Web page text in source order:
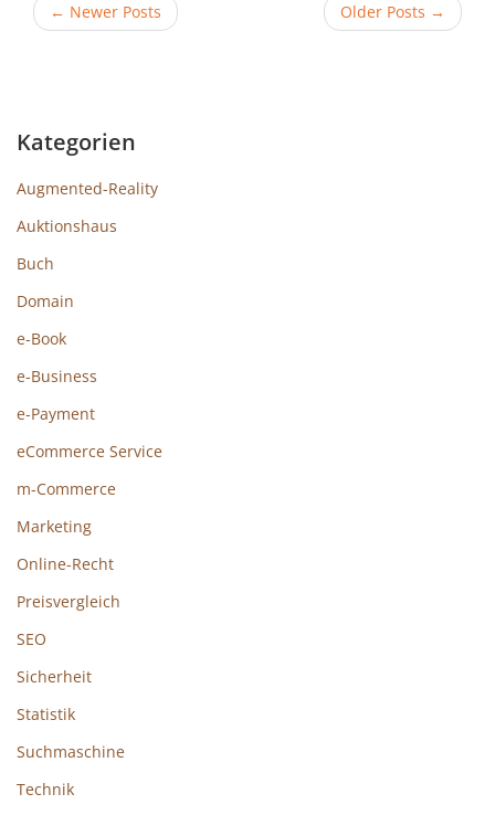
← Newer Posts Older Posts →
Kategorien
Augmented-Reality
Auktionshaus
Buch
Domain
e-Book
e-Business
e-Payment
eCommerce Service
m-Commerce
Marketing
Online-Recht
Preisvergleich
SEO
Sicherheit
Statistik
Suchmaschine
Technik